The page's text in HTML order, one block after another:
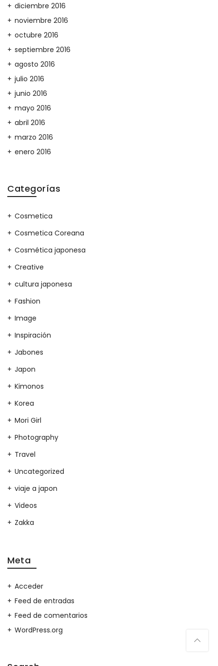
diciembre 2016
noviembre 2016
octubre 2016
septiembre 2016
agosto 2016
julio 2016
junio 2016
mayo 2016
abril 2016
marzo 2016
enero 2016
Categorías
Cosmetica
Cosmetica Coreana
Cosmética japonesa
Creative
cultura japonesa
Fashion
Image
Inspiración
Jabones
Japon
Kimonos
Korea
Mori Girl
Photography
Travel
Uncategorized
viaje a japon
Videos
Zakka
Meta
Acceder
Feed de entradas
Feed de comentarios
WordPress.org